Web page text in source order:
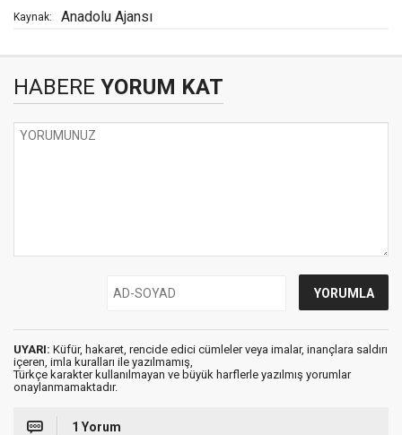
Kaynak: Anadolu Ajansı
HABERE YORUM KAT
UYARI: Küfür, hakaret, rencide edici cümleler veya imalar, inançlara saldırı
içeren, imla kuralları ile yazılmamış,
Türkçe karakter kullanılmayan ve büyük harflerle yazılmış yorumlar
onaylanmamaktadır.
1 Yorum